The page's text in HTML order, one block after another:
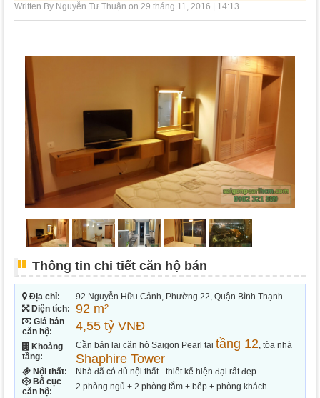
Written By Nguyễn Tư Thuận on 29 tháng 11, 2016 | 14:13
Thông tin chi tiết căn hộ bán
Địa chỉ:
92 Nguyễn Hữu Cảnh, Phường 22, Quận Bình Thạnh
Diện tích:
92 m²
Giá bán
căn hộ:
4,55 tỷ VNĐ
Khoảng
tầng:
Cần bán lại căn hộ Saigon Pearl tại tầng 12, tòa nhà
Shaphire Tower
Nội thất:
Nhà đã có đủ nội thất - thiết kế hiện đại rất đẹp.
Bố cục
căn hộ:
2 phòng ngủ + 2 phòng tắm + bếp + phòng khách